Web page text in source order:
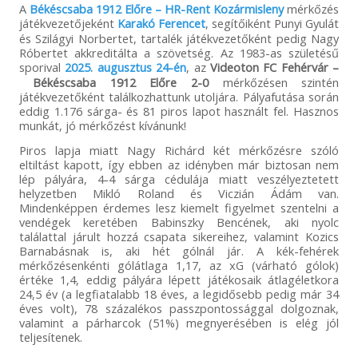
A Békéscsaba 1912 Előre – HR-Rent Kozármisleny mérkőzés
játékvezetőjeként Karakó Ferencet, segítőiként Punyi Gyulát
és Szilágyi Norbertet, tartalék játékvezetőként pedig Nagy
Róbertet akkreditálta a szövetség. Az 1983-as születésű
sporival 2025. augusztus 24-én, az Videoton FC Fehérvár –
Békéscsaba 1912 Előre 2-0mérkőzésen szintén
játékvezetőként találkozhattunk utoljára. Pályafutása során
eddig 1.176 sárga- és 81 piros lapot használt fel. Hasznos
munkát, jó mérkőzést kívánunk!
Piros lapja miatt Nagy Richárd két mérkőzésre szóló
eltiltást kapott, így ebben az idényben már biztosan nem
lép pályára, 4-4 sárga cédulája miatt veszélyeztetett
helyzetben Mikló Roland és Viczián Ádám van.
Mindenképpen érdemes lesz kiemelt figyelmet szentelni a
vendégek keretében Babinszky Bencének, aki nyolc
találattal járult hozzá csapata sikereihez, valamint Kozics
Barnabásnak is, aki hét gólnál jár. A kék-fehérek
mérkőzésenkénti gólátlaga 1,17, az xG (várható gólok)
értéke 1,4, eddig pályára lépett játékosaik átlagéletkora
24,5 év (a legfiatalabb 18 éves, a legidősebb pedig már 34
éves volt), 78 százalékos passzpontossággal dolgoznak,
valamint a párharcok (51%) megnyerésében is elég jól
teljesítenek.